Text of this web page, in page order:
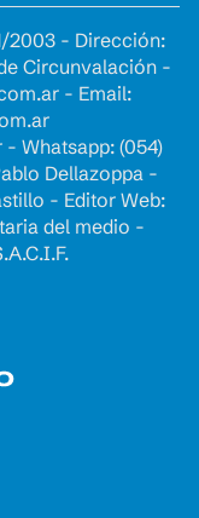
2003 - Dirección:
Circunvalación -
- Email:
- Whatsapp: (054)
Dellazoppa -
- Editor Web:
del medio -